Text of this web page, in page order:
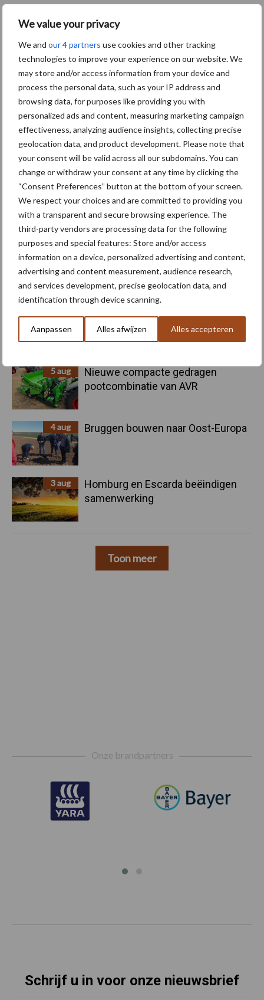
We value your privacy
We and our 4 partners use cookies and other tracking
technologies to improve your experience on our website. We
may store and/or access information from your device and
process the personal data, such as your IP address and
browsing data, for purposes like providing you with
personalized ads and content, measuring marketing campaign
effectiveness, analyzing audience insights, collecting precise
geolocation data, and product development. Please note that
your consent will be valid across all our subdomains. You can
change or withdraw your consent at any time by clicking the
“Consent Preferences” button at the bottom of your screen.
We respect your choices and are committed to providing you
with a transparent and secure browsing experience. The
third-party vendors are processing data for the following
purposes and special features: Store and/or access
information on a device, personalized advertising and content,
advertising and content measurement, audience research,
and services development, precise geolocation data, and
identification through device scanning.
Aanpassen Alles afwijzen Alles accepteren
Primaire
Sidebar
Recent nieuws Partner nieuws
6 aug
"Hoge verwachtingen van schijven
voor kouters"
5 aug
Oogst biologische aardappelen in
volle gang
5 aug
Nieuwe compacte gedragen
pootcombinatie van AVR
4 aug Bruggen bouwen naar Oost-Europa
3 aug
Homburg en Escarda beëindigen
samenwerking
Toon meer
Machines Duurzaamheid
Biodiversiteit
Biologische
akkerbouw
Toon meer
Onze brandpartners
Schrijf u in voor onze nieuwsbrief